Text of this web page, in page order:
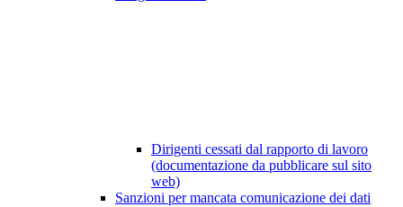
Dirigenti cessati dal rapporto di lavoro
(documentazione da pubblicare sul sito
web)
Sanzioni per mancata comunicazione dei dati